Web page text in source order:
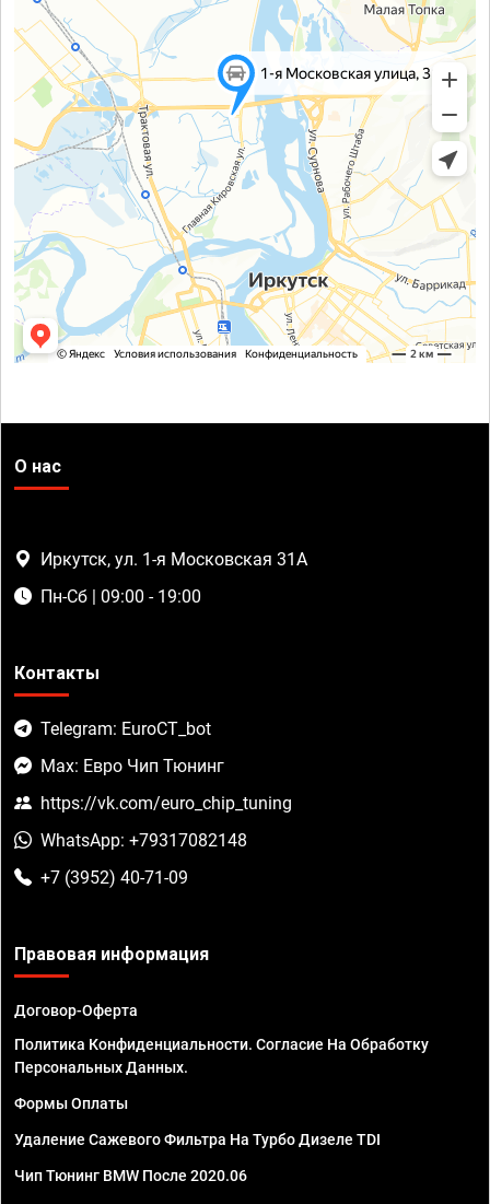
О нас
Иркутск, ул. 1-я Московская 31А
Пн-Сб | 09:00 - 19:00
Контакты
Telegram: EuroCT_bot
Max: Евро Чип Тюнинг
https://vk.com/euro_chip_tuning
WhatsApp: +79317082148
+7 (3952) 40-71-09
Правовая информация
Договор-Оферта
Политика Конфиденциальности. Согласие На Обработку
Персональных Данных.
Формы Оплаты
Удаление Сажевого Фильтра На Турбо Дизеле TDI
Чип Тюнинг BMW После 2020.06